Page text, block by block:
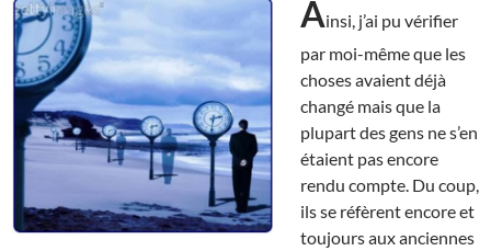
Ainsi, j’ai pu vérifier
par moi-même que les
choses avaient déjà
changé mais que la
plupart des gens ne s’en
étaient pas encore
rendu compte. Du coup,
ils se réfèrent encore et
toujours aux anciennes